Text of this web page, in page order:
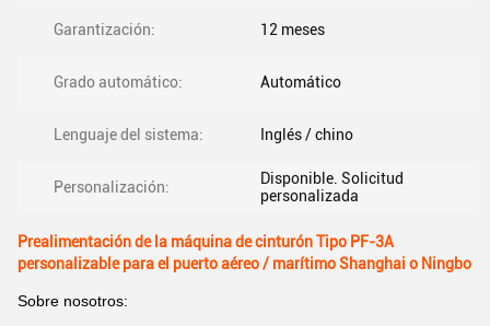
Garantización: 12 meses
Grado automático: Automático
Lenguaje del sistema: Inglés / chino
Personalización:
Disponible. Solicitud
personalizada
Prealimentación de la máquina de cinturón Tipo PF-3A
personalizable para el puerto aéreo / marítimo Shanghai o Ningbo
Sobre nosotros: